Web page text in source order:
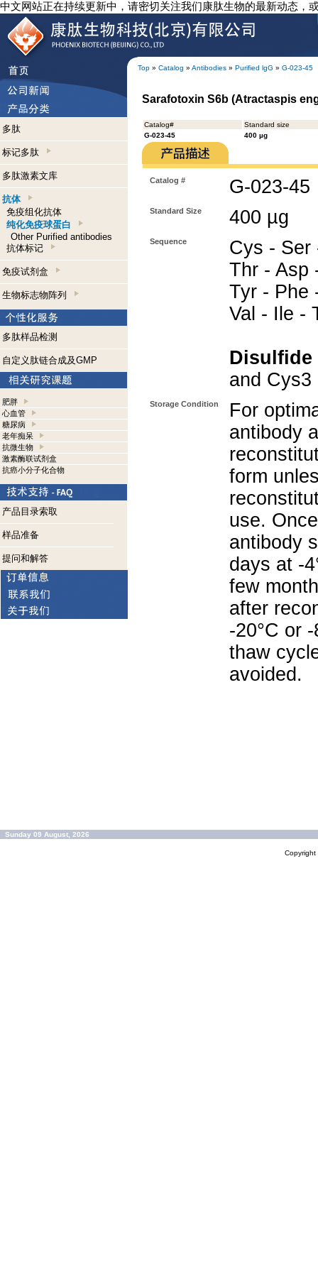
中文网站正在持续更新中，请密切关注我们康肽生物的最新动态，
Top » Catalog » Antibodies » Purified lgG » G-023-45
多肽
标记多肽
多肽激素文库
抗体
免疫组化抗体
纯化免疫球蛋白
Other Purified antibodies
抗体标记
免疫试剂盒
生物标志物阵列
多肽样品检测
自定义肽链合成及GMP
肥胖
心血管
糖尿病
老年痴呆
抗微生物
激素酶联试剂盒
抗癌小分子化合物
产品目录索取
样品准备
提问和解答
Sarafotoxin S6b (Atractaspis
Catalog#
Standard size
G-023-45
400 µg
Catalog # G-023-45
Standard Size 400 µg
Sequence
Cys - Ser
Thr - Asp
Tyr - Phe
Val - Ile -
and Cys3
Storage Condition
For
antibody
form
use.
antibody
days at -
few
after
-20°C or
thaw
avoided.
Sunday 09 August, 2026